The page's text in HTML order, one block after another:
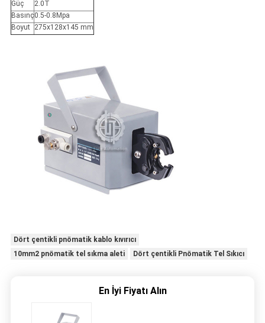
Güç
2.0T
Basınç0.5-0.8Mpa
Boyut 275x128x145 mm
Dört çentikli pnömatik kablo kıvırıcı
10mm2 pnömatik tel sıkma aleti
Dört çentikli Pnömatik Tel Sıkıcı
En İyi Fiyatı Alın